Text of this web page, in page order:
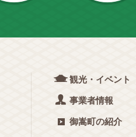
観光・イベント
事業者情報
御嵩町の紹介